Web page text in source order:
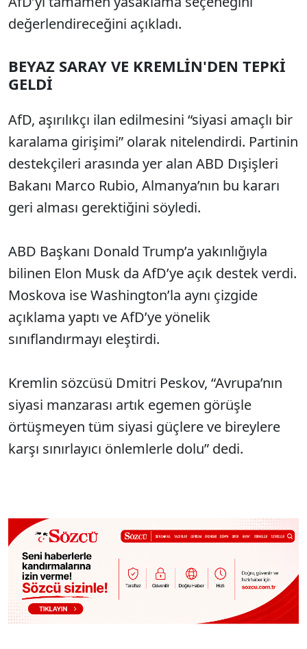
değerlendireceğini açıkladı.
BEYAZ SARAY VE KREMLİN'DEN TEPKİ
GELDİ
AfD, aşırılıkçı ilan edilmesini “siyasi amaçlı bir
karalama girişimi” olarak nitelendirdi. Partinin
destekçileri arasında yer alan ABD Dışişleri
Bakanı Marco Rubio, Almanya’nın bu kararı
geri alması gerektiğini söyledi.
ABD Başkanı Donald Trump’a yakınlığıyla
bilinen Elon Musk da AfD’ye açık destek verdi.
Moskova ise Washington’la aynı çizgide
açıklama yaptı ve AfD’ye yönelik
sınıflandırmayı eleştirdi.
Kremlin sözcüsü Dmitri Peskov, “Avrupa’nın
siyasi manzarası artık egemen görüşle
örtüşmeyen tüm siyasi güçlere ve bireylere
karşı sınırlayıcı önlemlerle dolu” dedi.